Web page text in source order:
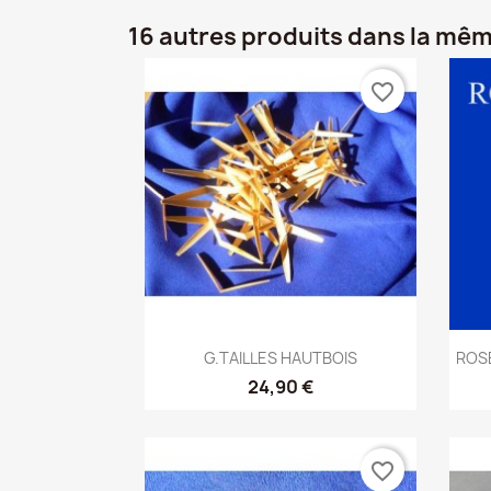
16 autres produits dans la
Aperçu rapide
G.TAILLES HAUTBOIS
24,90 €
favorite_border
favorite_border